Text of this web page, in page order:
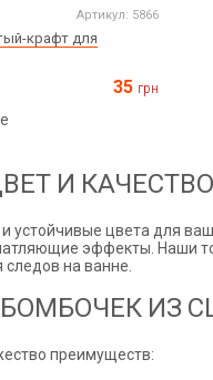
Артикул: 5866
крафт для
35 грн
И
цвета для
эффекты. Наши
на ванне.
ИЗ
преимуществ: